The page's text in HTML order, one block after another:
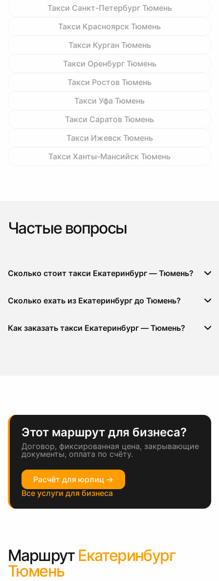
Такси Санкт-Петербург Тюмень
Такси Красноярск Тюмень
Такси Курган Тюмень
Такси Оренбург Тюмень
Такси Ростов Тюмень
Такси Уфа Тюмень
Такси Саратов Тюмень
Такси Ижевск Тюмень
Такси Ханты-Мансийск Тюмень
Частые вопросы
Сколько стоит такси Екатеринбург — Тюмень?
Сколько ехать из Екатеринбург до Тюмень?
Как заказать такси Екатеринбург — Тюмень?
Этот маршрут для бизнеса?
Договор, фиксированная цена, закрывающие
документы, оплата по счёту.
Расчёт для юрлиц →
Все услуги для бизнеса
Маршрут Екатеринбург
Тюмень